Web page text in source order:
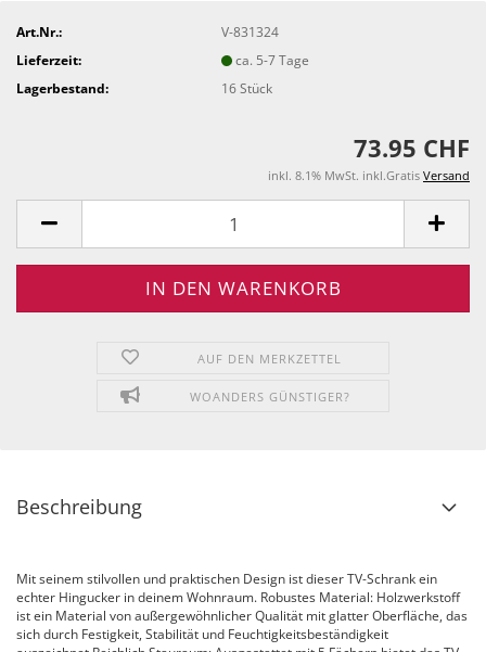
Art.Nr.:
V-831324
Lieferzeit:
ca. 5-7 Tage
Lagerbestand:
16Stück
73.95 CHF
inkl. 8.1% MwSt. inkl.Gratis Versand
AUF DEN MERKZETTEL
WOANDERS GÜNSTIGER?
Beschreibung
Mit seinem stilvollen und praktischen Design ist dieser TV-Schrank ein
echter Hingucker in deinem Wohnraum. Robustes Material: Holzwerkstoff
ist ein Material von außergewöhnlicher Qualität mit glatter Oberfläche, das
sich durch Festigkeit, Stabilität und Feuchtigkeitsbeständigkeit